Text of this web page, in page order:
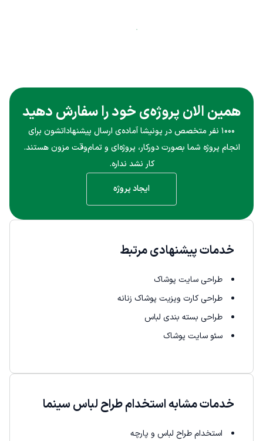
همین الان پروژه‌ی خود را سفارش دهید
۱۰۰۰ نفر متخصص در پونیشا آماده‌ی ارسال پیشنهاداتشون برای
انجام پروژه شما بصورت دورکار، پروژه‌ای و تمام‌وقت مزون هستند.
کار نشد نداره.
ایجاد پروژه
خدمات مشابه استخدام طراح لباس سینما
استخدام طراح لباس و پارچه
خدمات پیشنهادی مرتبط
طراحی سایت پوشاک
طراحی کارت ویزیت پوشاک زنانه
طراحی بسته بندی لباس
سئو سایت پوشاک